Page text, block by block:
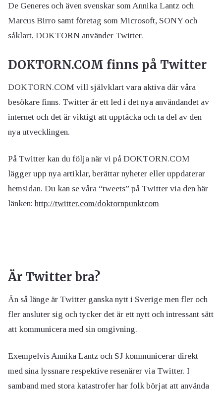
De Generes och även svenskar som Annika Lantz och
Marcus Birro samt företag som Microsoft, SONY och
såklart, DOKTORN använder Twitter.
DOKTORN.COM finns på Twitter
DOKTORN.COM vill självklart vara aktiva där våra
besökare finns. Twitter är ett led i det nya användandet av
internet och det är viktigt att upptäcka och ta del av den
nya utvecklingen.
På Twitter kan du följa när vi på DOKTORN.COM
lägger upp nya artiklar, berättar nyheter eller uppdaterar
hemsidan. Du kan se våra “tweets” på Twitter via den här
länken: http://twitter.com/doktornpunktcom
Är Twitter bra?
Än så länge är Twitter ganska nytt i Sverige men fler och
fler ansluter sig och tycker det är ett nytt och intressant sätt
att kommunicera med sin omgivning.
Exempelvis Annika Lantz och SJ kommunicerar direkt
med sina lyssnare respektive resenärer via Twitter. I
samband med stora katastrofer har folk börjat att använda